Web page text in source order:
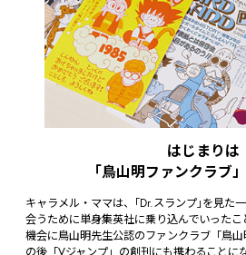
はじまりは
「鳥山明ファンクラブ
キャラメル・ママは、｢Dr.スランプ｣を見た
会うために単身集英社に乗り込んでいった
機会に鳥山明先生公認のファンクラブ「鳥